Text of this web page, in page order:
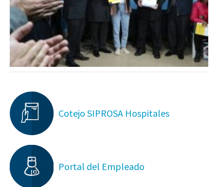
Cotejo SIPROSA Hospitales
Portal del Empleado